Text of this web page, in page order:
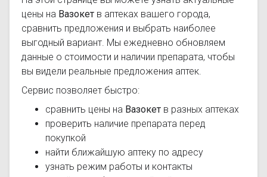
цены на Вазокет в аптеках вашего города,
сравнить предложения и выбрать наиболее
выгодный вариант. Мы ежедневно обновляем
данные о стоимости и наличии препарата, чтобы
вы видели реальные предложения аптек.
Сервис позволяет быстро:
сравнить цены на Вазокет в разных аптеках
проверить наличие препарата перед
покупкой
найти ближайшую аптеку по адресу
узнать режим работы и контакты